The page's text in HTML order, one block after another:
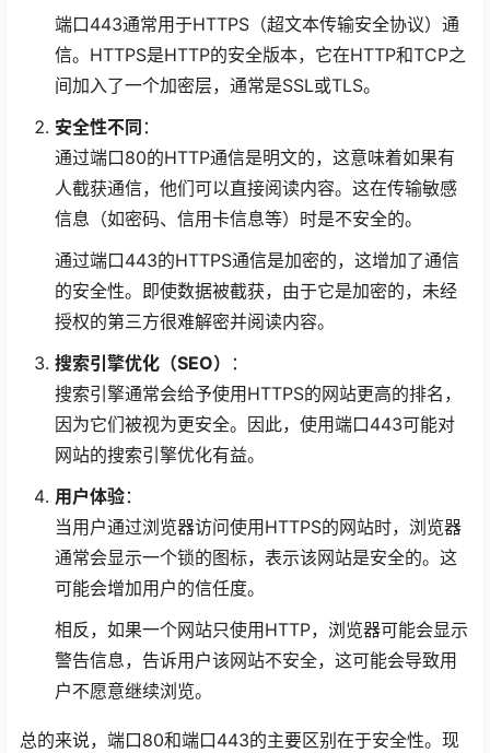
端口443通常用于HTTPS（超文本传输安全协议）通
信。HTTPS是HTTP的安全版本，它在HTTP和TCP之
间加入了一个加密层，通常是SSL或TLS。
安全性不同 ：
通过端口80的HTTP通信是明文的，这意味着如果有
人截获通信，他们可以直接阅读内容。这在传输敏感
信息（如密码、信用卡信息等）时是不安全的。
通过端口443的HTTPS通信是加密的，这增加了通信
的安全性。即使数据被截获，由于它是加密的，未经
授权的第三方很难解密并阅读内容。
搜索引擎优化（SEO）
：
搜索引擎通常会给予使用HTTPS的网站更高的排名，
因为它们被视为更安全。因此，使用端口443可能对
网站的搜索引擎优化有益。
用户体验：
当用户通过浏览器访问使用HTTPS的网站时，浏览器
通常会显示一个锁的图标，表示该网站是安全的。这
可能会增加用户的信任度。
相反，如果一个网站只使用HTTP，浏览器可能会显示
警告信息，告诉用户该网站不安全，这可能会导致用
户不愿意继续浏览。
总的来说，端口80和端口443的主要区别在于安全性。现